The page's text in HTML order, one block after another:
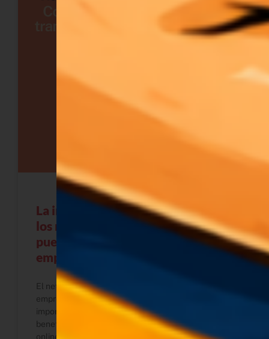
La importancia del networking en
los negocios: cómo una comunidad
puede transformar tu
emprendimiento
El networking es clave para crecer como
emprendedora. En este artículo aprenderás la
importancia del networking en los negocios, los
beneficios de combinar encuentros presenciales y
online, y cómo pertenecer a una comunidad puede